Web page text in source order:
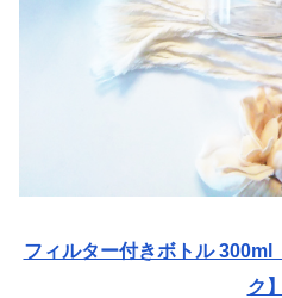
フィルター付きボトル 300ml
ク】